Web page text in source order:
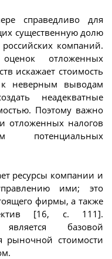
справедливо для
существенную долю
компаний.
отложенных
искажает стоимость
к неверным выводам
неадекватные
Поэтому важно
отложенных налогов
потенциальных
ресурсы компании и
ими; это
фирмы, а также
[16, с. 111].
является базовой
рыночной стоимости